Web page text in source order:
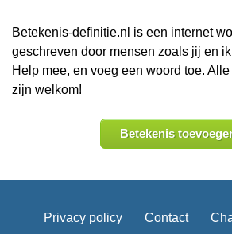
Betekenis-definitie.nl is een internet
geschreven door mensen zoals jij en
Help mee, en voeg een woord toe.
zijn welkom!
Betekenis
Privacy policy Contact